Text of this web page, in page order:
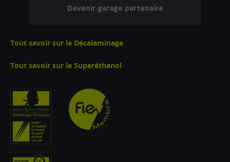
Devenir garage partenaire
Tout savoir sur le Décalaminage
Tout savoir sur le Superéthanol